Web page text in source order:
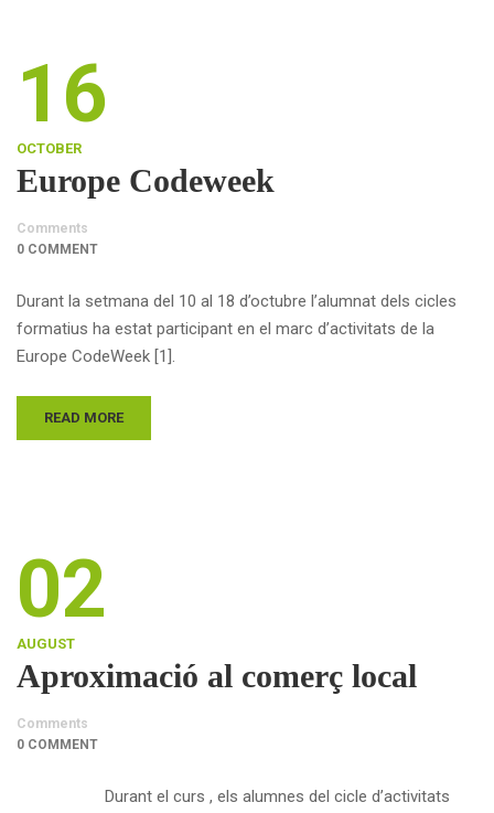
16
OCTOBER
Europe Codeweek
Comments
0 COMMENT
Durant la setmana del 10 al 18 d’octubre l’alumnat dels cicles
formatius ha estat participant en el marc d’activitats de la
Europe CodeWeek [1].
READ MORE
02
AUGUST
Aproximació al comerç local
Comments
0 COMMENT
Durant el curs , els alumnes del cicle d’activitats